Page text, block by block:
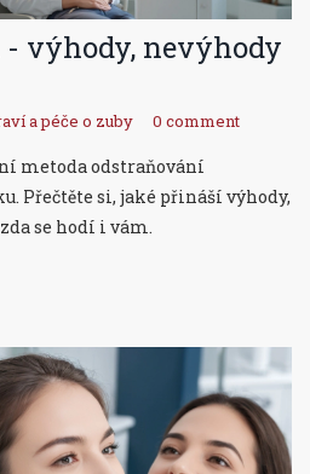
výhody, nevýhody
a péče o zuby 0 comment
metoda odstraňování
Přečtěte si, jaké přináší výhody,
se hodí i vám.